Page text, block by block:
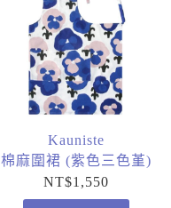
Kauniste
棉麻圍裙 (紫色三色堇)
NT$1,550